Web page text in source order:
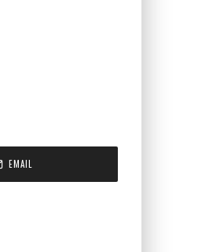
EMAIL